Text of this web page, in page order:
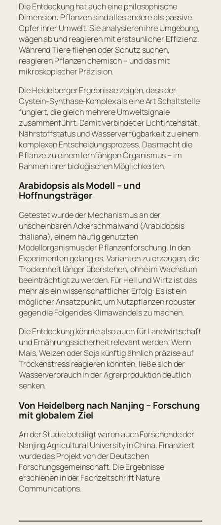
Die Entdeckung hat auch eine philosophische
Dimension: Pflanzen sind alles andere als passive
Opfer ihrer Umwelt. Sie analysieren ihre Umgebung,
wägen ab und reagieren mit erstaunlicher Effizienz.
Während Tiere fliehen oder Schutz suchen,
reagieren Pflanzen chemisch – und das mit
mikroskopischer Präzision.
Die Heidelberger Ergebnisse zeigen, dass der
Cystein-Synthase-Komplex als eine Art Schaltstelle
fungiert, die gleich mehrere Umweltsignale
zusammenführt. Damit verbindet er Lichtintensität,
Nährstoffstatus und Wasserverfügbarkeit zu einem
komplexen Entscheidungsprozess. Das macht die
Pflanze zu einem lernfähigen Organismus – im
Rahmen ihrer biologischen Möglichkeiten.
Arabidopsis als Modell – und
Hoffnungsträger
Getestet wurde der Mechanismus an der
unscheinbaren Ackerschmalwand (Arabidopsis
thaliana), einem häufig genutzten
Modellorganismus der Pflanzenforschung. In den
Experimenten gelang es, Varianten zu erzeugen, die
Trockenheit länger überstehen, ohne im Wachstum
beeinträchtigt zu werden. Für Hell und Wirtz ist das
mehr als ein wissenschaftlicher Erfolg: Es ist ein
möglicher Ansatzpunkt, um Nutzpflanzen robuster
gegen die Folgen des Klimawandels zu machen.
Die Entdeckung könnte also auch für Landwirtschaft
und Ernährungssicherheit relevant werden. Wenn
Mais, Weizen oder Soja künftig ähnlich präzise auf
Trockenstress reagieren könnten, ließe sich der
Wasserverbrauch in der Agrarproduktion deutlich
senken.
Von Heidelberg nach Nanjing – Forschung
mit globalem Ziel
An der Studie beteiligt waren auch Forschende der
Nanjing Agricultural University in China. Finanziert
wurde das Projekt von der Deutschen
Forschungsgemeinschaft. Die Ergebnisse
erschienen in der FachzeitschriftNature
Communications.